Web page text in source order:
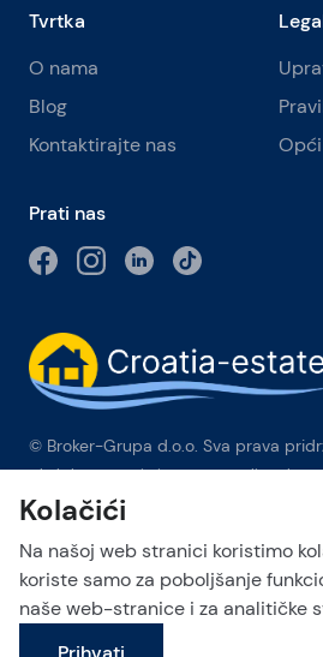
Pošalji upit
Tvrtka
O nama
Blog
Kontaktirajte nas
Prati nas
© Broker-Grupa d.o.o. Sva prava
Obala kneza Branimira 1, 21000 Split-Phone:
Broker-grupa d.o.o. je ekskluzivni član
Properties u Hrvatskoj. Forbes® je
se koristi pod licencom.
This site is protected by reCAPTCHA and
Kolačići
Na našoj web stranici koristimo
koriste samo za poboljšanje
naše web-stranice i za analitičke
Prihvati